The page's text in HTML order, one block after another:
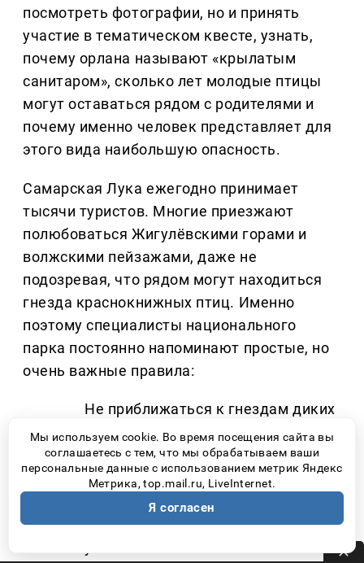
посмотреть фотографии, но и принять
участие в тематическом квесте, узнать,
почему орлана называют «крылатым
санитаром», сколько лет молодые птицы
могут оставаться рядом с родителями и
почему именно человек представляет для
этого вида наибольшую опасность.
Самарская Лука ежегодно принимает
тысячи туристов. Многие приезжают
полюбоваться Жигулёвскими горами и
волжскими пейзажами, даже не
подозревая, что рядом могут находиться
гнезда краснокнижных птиц. Именно
поэтому специалисты национального
парка постоянно напоминают простые, но
очень важные правила:
Не приближаться к гнездам диких
Не сходить с официальных
туристических маршрутов.
Соблюдать ограничения на
посещение особо охраняемых
Мы используем cookie. Во время посещения сайта вы
соглашаетесь с тем, что мы обрабатываем ваши
персональные данные с использованием метрик Яндекс
Метрика, top.mail.ru, LiveInternet.
Я согласен